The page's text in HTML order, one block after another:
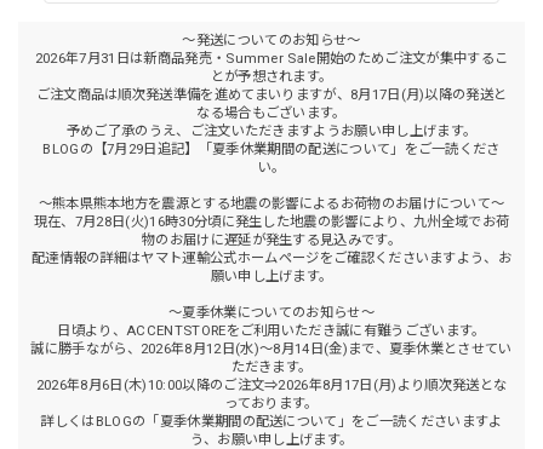
～発送についてのお知らせ～
2026年7月31日は新商品発売・Summer Sale開始のためご注文が集中するこ
とが予想されます。
ご注文商品は順次発送準備を進めてまいりますが、8月17日(月)以降の発送と
なる場合もございます。
予めご了承のうえ、ご注文いただきますようお願い申し上げます。
BLOGの【7月29日追記】「夏季休業期間の配送について」をご一読くださ
い。
～熊本県熊本地方を震源とする地震の影響によるお荷物のお届けについて～
現在、7月28日(火)16時30分頃に発生した地震の影響により、九州全域でお荷
物のお届けに遅延が発生する見込みです。
配達情報の詳細はヤマト運輸公式ホームページをご確認くださいますよう、お
願い申し上げます。
～夏季休業についてのお知らせ～
日頃より、ACCENTSTOREをご利用いただき誠に有難うございます。
誠に勝手ながら、2026年8月12日(水)～8月14日(金)まで、夏季休業とさせてい
ただきます。
2026年8月6日(木)10:00以降のご注文⇒2026年8月17日(月)より順次発送とな
っております。
詳しくはBLOGの「夏季休業期間の配送について」をご一読くださいますよ
う、お願い申し上げます。